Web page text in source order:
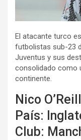
El atacante turco
futbolistas sub-23
Juventus y sus
consolidado como
continente.
Nico
País:
Club: